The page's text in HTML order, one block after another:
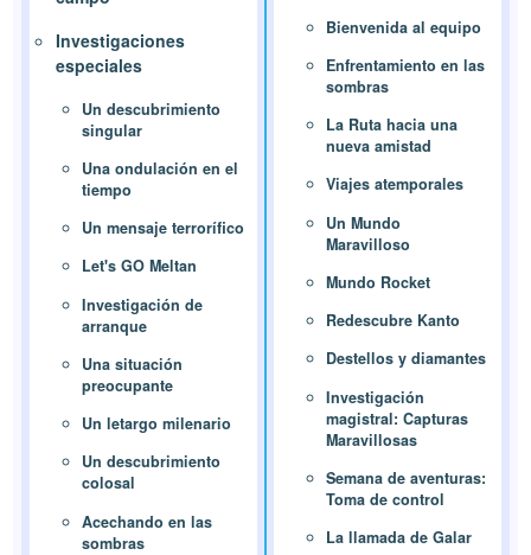
Investigaciones
especiales
Un descubrimiento
singular
Una ondulación en el
tiempo
Un mensaje terrorífico
Let's GO Meltan
Investigación de
arranque
Una situación
preocupante
Un letargo milenario
Un descubrimiento
colosal
Acechando en las
sombras
Bienvenida al equipo
Enfrentamiento en las
sombras
La Ruta hacia una
nueva amistad
Viajes atemporales
Un Mundo
Maravilloso
Mundo Rocket
Redescubre Kanto
Destellos y diamantes
Investigación
magistral: Capturas
Maravillosas
Semana de aventuras:
Toma de control
La llamada de Galar